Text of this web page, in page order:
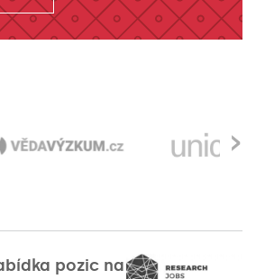
›
pozic na